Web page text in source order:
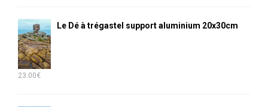
Le Dé à trégastel support aluminium 20x30cm
23.00€